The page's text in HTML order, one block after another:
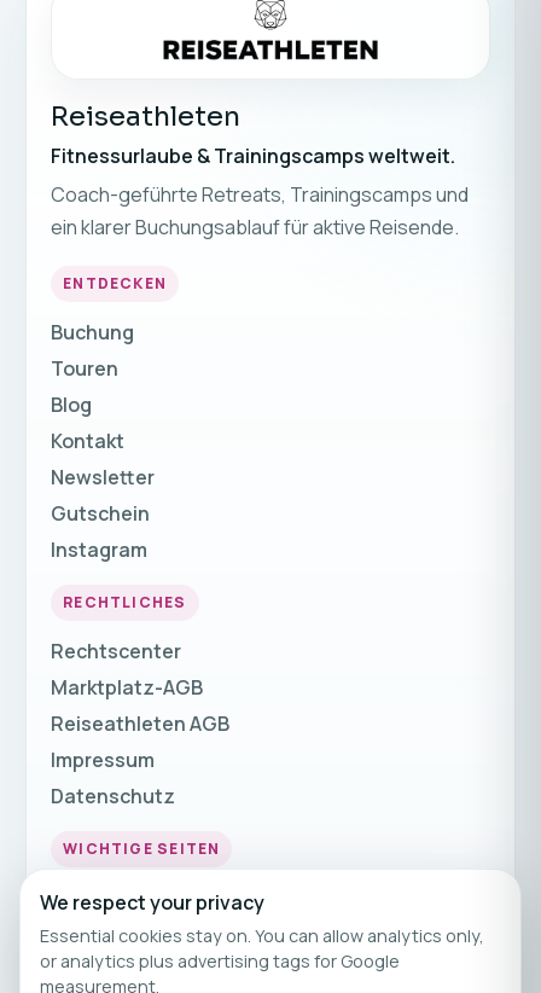
Reiseathleten
Fitnessurlaube & Trainingscamps weltweit.
Coach-geführte Retreats, Trainingscamps und
ein klarer Buchungsablauf für aktive Reisende.
ENTDECKEN
Buchung
Touren
Blog
Kontakt
Newsletter
Gutschein
Instagram
RECHTLICHES
Rechtscenter
Marktplatz-AGB
Reiseathleten AGB
Impressum
Datenschutz
WICHTIGE SEITEN
Fitnessurlaub
Fitness Urlaub
Fitnessreisen
We respect your privacy
Essential cookies stay on. You can allow analytics only,
or analytics plus advertising tags for Google
measurement.